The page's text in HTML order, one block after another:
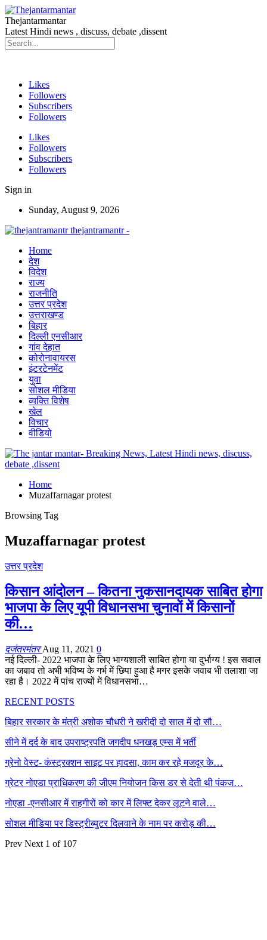
Thejantarmantar
Latest Hindi news , discuss, debate ,dissent
Likes
Followers
Subscribers
Followers
Likes
Followers
Subscribers
Followers
Sign in
Sunday, August 9, 2026
thejantramantr -
Home
देश
विदेश
राज्य
राजनीति
उत्तर प्रदेश
उत्तराखण्ड
बिहार
दिल्ली एनसीआर
गांव देहात
कोरोनावायरस
इंटरटेनमेंट
युवा
सोशल मीडिया
व्यक्ति विशेष
खेल
विचार
वीडियो
Home
Muzaffarnagar protest
Browsing Tag
Muzaffarnagar protest
उत्तर प्रदेश
किसान आंदोलन – कितना नुकसानदायक साबित होगा
भाजपा के लिए यूपी विधानसभा चुनावों में किसानों
की…
दजंतरमंतरAug 11, 2021 0
नई दिल्ली- 2022 भाजपा के लिए भाग्यशाली साबित होगा या दुर्भाग्य ! इस सवाल
का जबाव तो अभी भविष्य के गर्भ में छिपा हुआ है मगर इसके जवाब भी तलाशा जा
रहा है। 2022 में पांच राज्यों में विधानसभा…
RECENT POSTS
बिहार सरकार के मंत्री अशोक चौधरी ने खरीदी दो साल में दो सौ…
सीने में दर्द के बाद उपराष्ट्रपति जगदीप धनखड़ एम्स में भर्ती
ग्रेनो वेस्ट- कंस्ट्रक्शन साइट पर हादसा, काम कर रहे मजदूर के…
ग्रेटर नोएडा प्राधिकरण की जीएम नियोजन किस डर से देती थी पंकज…
नोएडा -एनसीआर में राहगीरों को कार में लिफ्ट देकर लूटने वाले…
सोशल मीडिया पर डिस्ट्रीब्युटर दिलवाने के नाम पर करोड़ की…
Prev Next 1 of 107